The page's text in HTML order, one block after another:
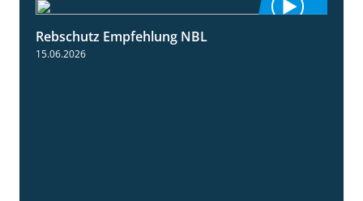
Rebschutz Empfehlung NBL
15.06.2026